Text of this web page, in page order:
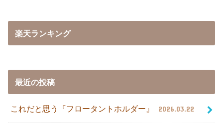
楽天ランキング
最近の投稿
これだと思う『フロータントホルダー』 2026.03.22